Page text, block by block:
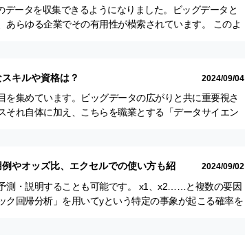
ータを収集できるようになりました。ビッグデータと
あらゆる企業でその有用性が模索されています。 このよ
2024/09/04
キルや資格は？
を集めています。ビッグデータの広がりと共に重要視さ
それ自体に加え、こちらを職業とする「データサイエン
2024/09/02
やオッズ比、エクセルでの使い方も紹
測・説明することも可能です。 x1、x2……と複数の要因
ク回帰分析」を用いてyという特定の事象が起こる確率を